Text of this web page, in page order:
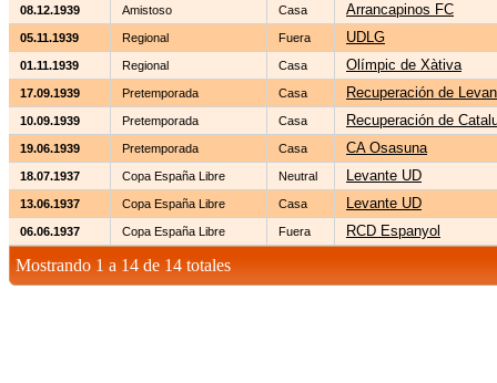
08.12.1939 Amistoso Casa Arrancapinos FC
05.11.1939 Regional Fuera UDLG
01.11.1939 Regional Casa Olímpic de Xàtiva
17.09.1939 Pretemporada Casa Recuperación de
10.09.1939 Pretemporada Casa Recuperación de
19.06.1939 Pretemporada Casa CA Osasuna
18.07.1937 Copa España Libre Neutral Levante UD
13.06.1937 Copa España Libre Casa Levante UD
06.06.1937 Copa España Libre Fuera RCD Espanyol
Mostrando 1 a 14 de 14 totales